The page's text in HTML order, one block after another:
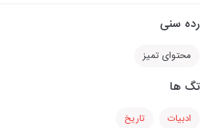
رده سنی
محتوای تمیز
تگ ها
ادبیات تاریخ